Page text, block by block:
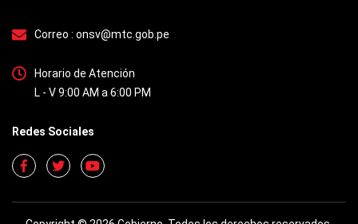
Correo : onsv@mtc.gob.pe
Horario de Atención
L - V 9:00 AM a 6:00 PM
Redes Sociales